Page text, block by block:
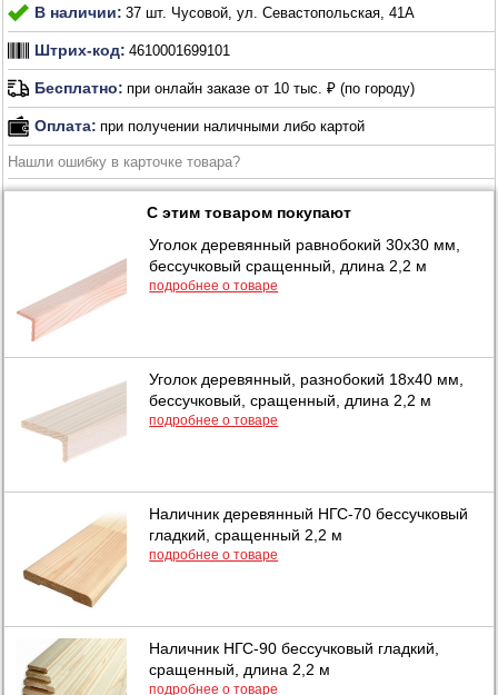
В наличии: 37 шт. Чусовой, ул. Севастопольская, 41А
Штрих-код: 4610001699101
Бесплатно: при онлайн заказе от 10 тыс. ₽ (по городу)
Оплата: при получении наличными либо картой
Нашли ошибку в карточке товара?
С этим товаром покупают
Уголок деревянный равнобокий 30х30 мм,
бессучковый сращенный, длина 2,2 м
подробнее о товаре
Уголок деревянный, разнобокий 18х40 мм,
бессучковый, сращенный, длина 2,2 м
подробнее о товаре
Наличник деревянный НГС-70 бессучковый
гладкий, сращенный 2,2 м
подробнее о товаре
Наличник НГС-90 бессучковый гладкий,
сращенный, длина 2,2 м
подробнее о товаре